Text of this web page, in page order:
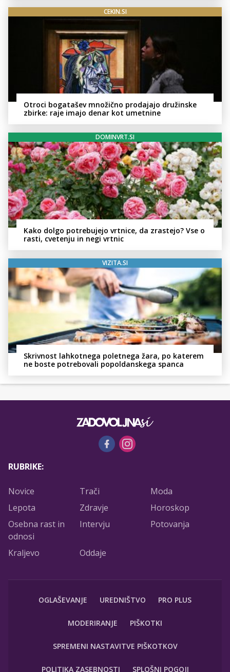
CEKIN.SI
Otroci bogatašev množično prodajajo družinske
zbirke: raje imajo denar kot umetnine
DOMINVRT.SI
Kako dolgo potrebujejo vrtnice, da zrastejo? Vse o
rasti, cvetenju in negi vrtnic
VIZITA.SI
Skrivnost lahkotnega poletnega žara, po katerem
ne boste potrebovali popoldanskega spanca
RUBRIKE:
Novice Trači
Moda
Lepota
Zdravje
Horoskop
Osebna rast in
odnosi
Intervju Potovanja
Kraljevo Oddaje
OGLAŠEVANJE UREDNIŠTVO PRO PLUS
MODERIRANJE PIŠKOTKI
SPREMENI NASTAVITVE PIŠKOTKOV
POLITIKA ZASEBNOSTI SPLOŠNI POGOJI